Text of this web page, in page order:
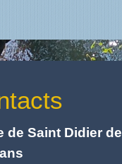
de Saint Didier de